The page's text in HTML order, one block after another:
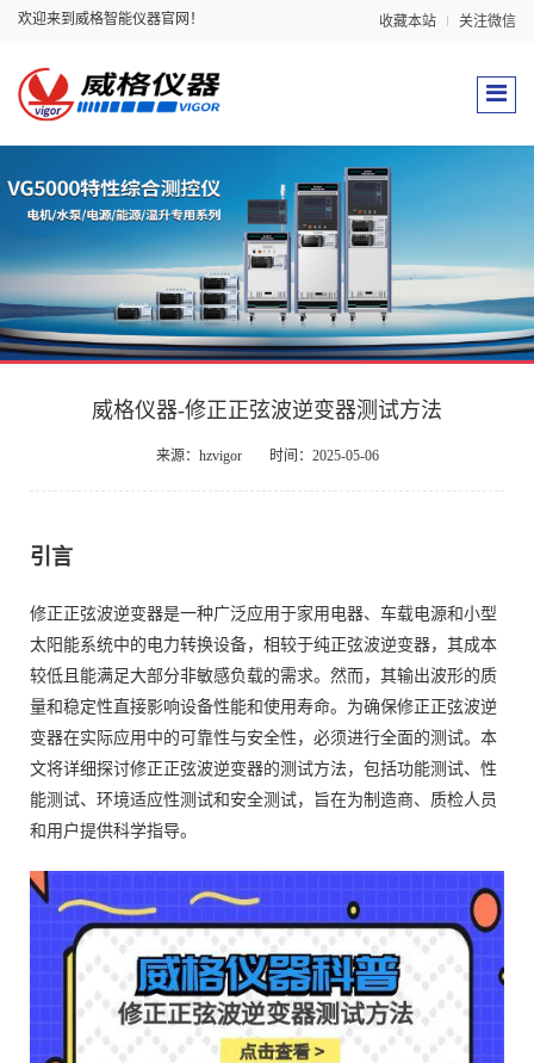
欢迎来到威格智能仪器官网！ 收藏本站 关注微信
威格仪器-修正正弦波逆变器测试方法
来源：hzvigor 时间：2025-05-06
引言
修正正弦波逆变器是一种广泛应用于家用电器、车载电源和小型
太阳能系统中的电力转换设备，相较于纯正弦波逆变器，其成本
较低且能满足大部分非敏感负载的需求。然而，其输出波形的质
量和稳定性直接影响设备性能和使用寿命。为确保修正正弦波逆
变器在实际应用中的可靠性与安全性，必须进行全面的测试。本
文将详细探讨修正正弦波逆变器的测试方法，包括功能测试、性
能测试、环境适应性测试和安全测试，旨在为制造商、质检人员
和用户提供科学指导。